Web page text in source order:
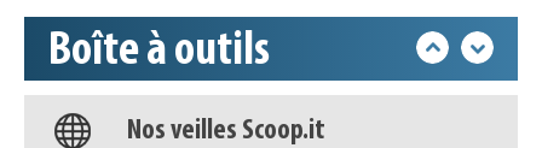
Boîte à outils
Base documentaire
Nos veilles Scoop.it